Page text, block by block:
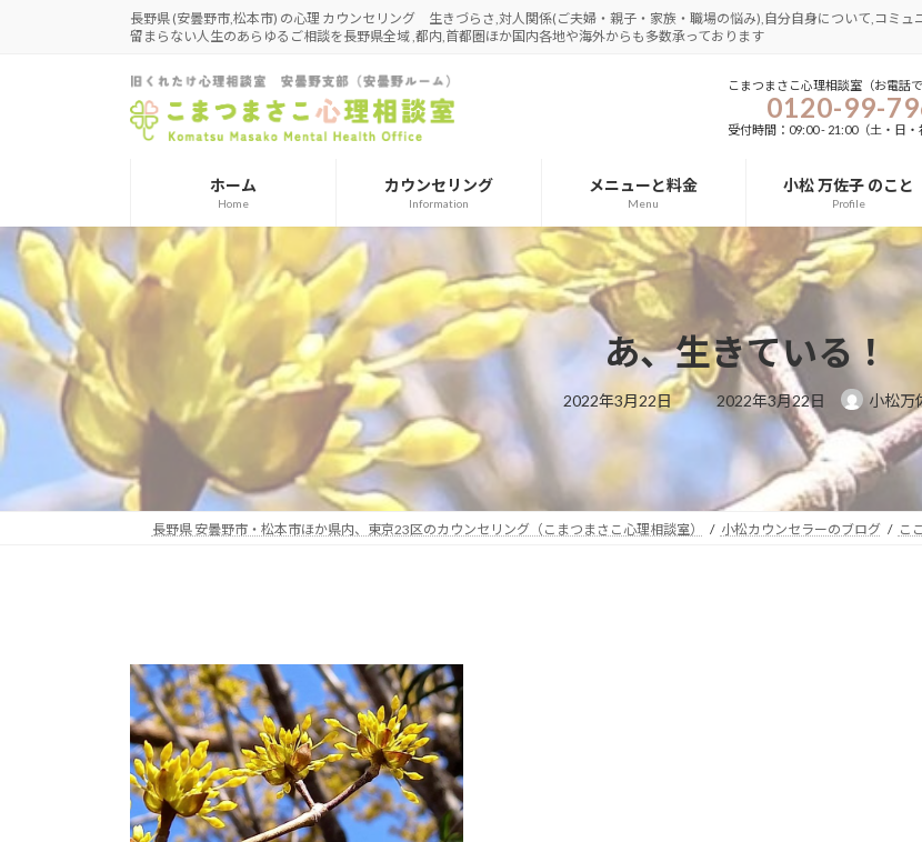
ッ
プ
移
動
長野県 (安曇野市,松本市) の心理 カウンセリング 生きづらさ,対人関係(ご夫婦・親子・家族・職場の悩み),自分自身について,コミ
留まらない人生のあらゆるご相談を長野県全域 ,都内,首都圏ほか国内各地や海外からも多数承っております
こまつまさこ心理相談室（お電話で
0120-99-
受付時間：09:00 - 21:00（土・日・
ホーム
Home
カウンセリング
Information
メニューと料金
Menu
小松 万佐子 のこと
Profile
あ、生きている！
2022年3月22日
最
終
2022年3月22日 小松万
長野県 安曇野市・松本市ほか県内、東京23区のカウンセリング（こまつまさこ心理相談室） 小松カウンセラーのブログ こ